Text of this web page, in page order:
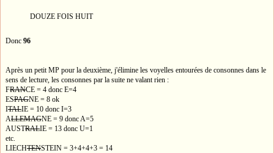
DOUZE FOIS HUIT
Donc 96
Après un petit MP pour la deuxième, j'élimine les voyelles entourées de consonnes dans le
sens de lecture, les consonnes par la suite ne valant rien :
FRANCE = 4 donc E=4
ESPAGNE = 8 ok
ITALIE = 10 donc I=3
ALLEMAGNE = 9 donc A=5
AUSTRALIE = 13 donc U=1
etc.
LIECHTENSTEIN = 3+4+4+3 = 14